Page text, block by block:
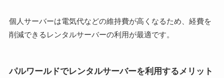
個人サーバーは電気代などの維持費が高くなるため、経費を
削減できるレンタルサーバーの利用が最適です。
パルワールドでレンタルサーバーを利用するメリット